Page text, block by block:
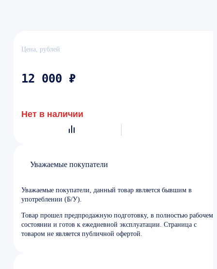
Цена, рублей
12 000 ₽
Нет в наличии
Уважаемые покупатели
Уважаемые покупатели, данный товар является бывшим в
употреблении (Б/У).
Товар прошел предпродажную подготовку, в полностью рабочем
состоянии и готов к ежедневной эксплуатации. Страница с
товаром не является публичной офертой.